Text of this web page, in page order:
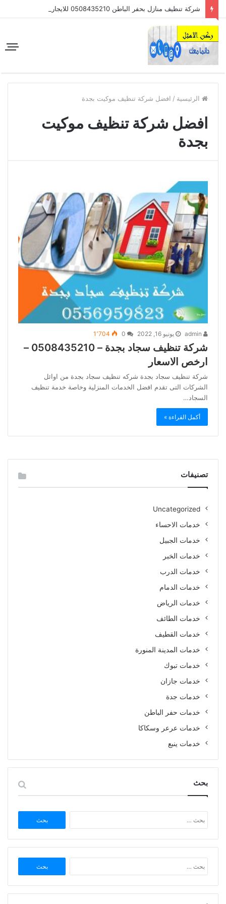
شركة تنظيف منازل بحفر الباطن 0508435210 للايجار
الرئيسية / افضل شركة تنظيف موكيت بجدة
افضل شركة تنظيف موكيت
بجدة
يونيو 16, 2022 1٬704
شركة تنظيف سجاد بجدة – 0508435210 –
ارخص الاسعار
شركة تنظيف سجاد بجدة شركه تنظيف سجاد بجدة من اوائل
الشركات التى تقدم افضل الخدمات المنزلية وخاصة خدمة تنظيف
السجاد…
أكمل القراءة »
تصنيفات
Uncategorized
خدمات الاحساء
خدمات الجبيل
خدمات الخبر
خدمات الدرب
خدمات الدمام
خدمات الرياض
خدمات الطائف
خدمات القطيف
خدمات المدينة المنورة
خدمات تبوك
خدمات جازان
خدمات جدة
خدمات حفر الباطن
خدمات عرعر وسكاكا
خدمات ينبع
بحث
عن:
عن: